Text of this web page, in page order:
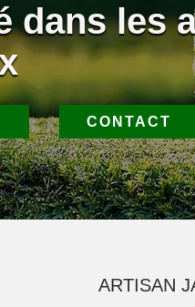
dans les
CONTACT
ARTISAN